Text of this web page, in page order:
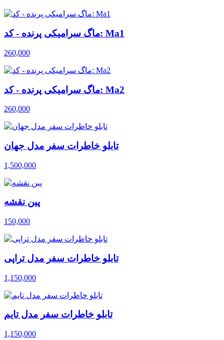
ماگ سرامیکی پرنده - کد: Ma1
260,000
ماگ سرامیکی پرنده - کد: Ma2
260,000
تابلو خاطرات سفر مدل جهان
1,500,000
پین نقشه
150,000
تابلو خاطرات سفر مدل تراپی
1,150,000
تابلو خاطرات سفر مدل تایم
1,150,000